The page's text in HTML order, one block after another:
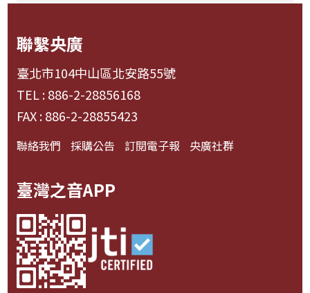
聯繫央廣
臺北市104中山區北安路55號
TEL : 886-2-28856168
FAX : 886-2-28855423
聯絡我們 採購公告 訂閱電子報 央廣社群
臺灣之音APP